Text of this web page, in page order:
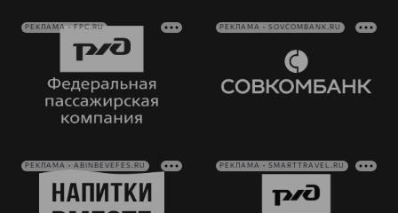
РЕКЛАМА • FPC.RU РЕКЛАМА • SOVCOMBANK.RU
РЕКЛАМА • ABINBEVEFES.RU РЕКЛАМА • SMARTTRAVEL.RU